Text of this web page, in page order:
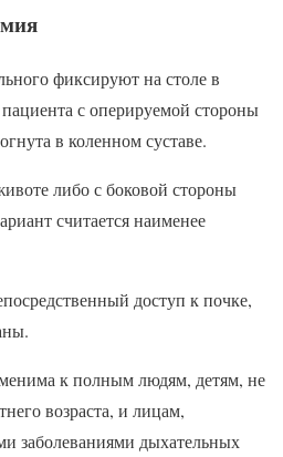
фиксируют на столе в
с оперируемой стороны
в коленном суставе.
либо с боковой стороны
считается наименее
доступ к почке,
к полным людям, детям, не
возраста, и лицам,
заболеваниями дыхательных